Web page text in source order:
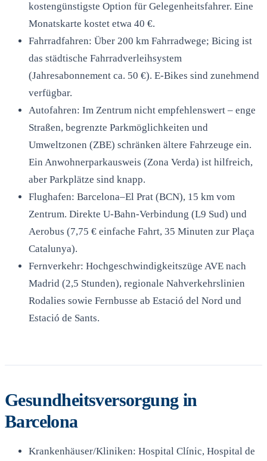
kostengünstigste Option für Gelegenheitsfahrer. Eine
Monatskarte kostet etwa 40 €.
Fahrradfahren: Über 200 km Fahrradwege; Bicing ist
das städtische Fahrradverleihsystem
(Jahresabonnement ca. 50 €). E-Bikes sind zunehmend
verfügbar.
Autofahren: Im Zentrum nicht empfehlenswert – enge
Straßen, begrenzte Parkmöglichkeiten und
Umweltzonen (ZBE) schränken ältere Fahrzeuge ein.
Ein Anwohnerparkausweis (Zona Verda) ist hilfreich,
aber Parkplätze sind knapp.
Flughafen: Barcelona–El Prat (BCN), 15 km vom
Zentrum. Direkte U-Bahn-Verbindung (L9 Sud) und
Aerobus (7,75 € einfache Fahrt, 35 Minuten zur Plaça
Catalunya).
Fernverkehr: Hochgeschwindigkeitszüge AVE nach
Madrid (2,5 Stunden), regionale Nahverkehrslinien
Rodalies sowie Fernbusse ab Estació del Nord und
Estació de Sants.
Gesundheitsversorgung in
Barcelona
Krankenhäuser/Kliniken: Hospital Clínic, Hospital de